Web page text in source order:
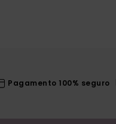
Pagamento 100% seguro